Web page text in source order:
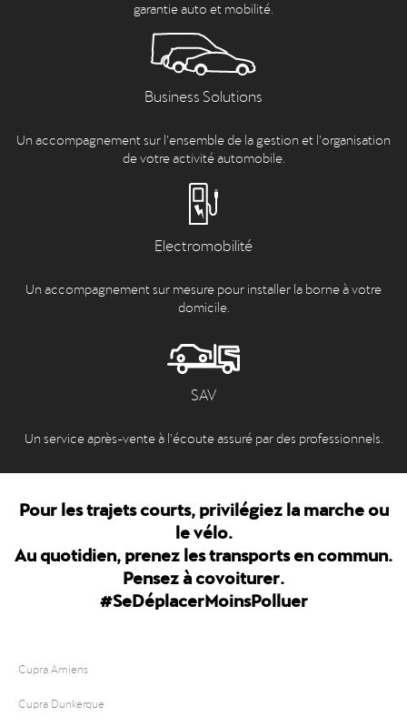
garantie auto et mobilité.
Business Solutions
Un accompagnement sur l’ensemble de la gestion et l’organisation
de votre activité automobile.
Electromobilité
Un accompagnement sur mesure pour installer la borne à votre
domicile.
SAV
Un service après-vente à l’écoute assuré par des professionnels.
Pour les trajets courts, privilégiez la marche ou
le vélo.
Au quotidien, prenez les transports en commun.
Pensez à covoiturer.
#SeDéplacerMoinsPolluer
Cupra Amiens
Cupra Dunkerque